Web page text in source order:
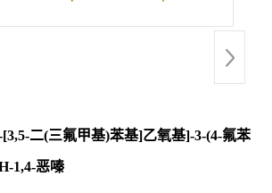
[3,5-二(三氟甲基)苯基]乙氧基]-3-(4-氟苯
1,4-恶嗪